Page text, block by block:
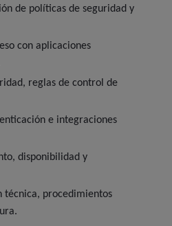
de políticas de seguridad y
con aplicaciones
reglas de control de
e integraciones
disponibilidad y
técnica, procedimientos